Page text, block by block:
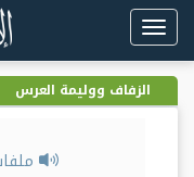
Toggle
navigation
الزفاف ووليمة العرس